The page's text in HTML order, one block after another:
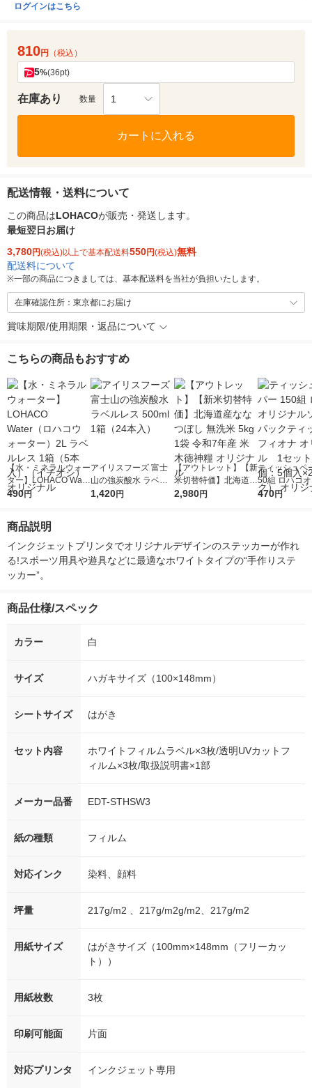
ログインはこちら
810円 （税込）
5%(36pt)
在庫あり 数量 1
カートに入れる
配送情報・送料について
この商品はLOHACOが販売・発送します。
最短翌日お届け
3,780円(税込)以上で基本配送料550円(税込)無料
配送料について
※一部の商品につきましては、基本配送料を当社が負担いたします。
在庫確認住所：東京都にお届け
賞味期限/使用期限・返品について
こちらの商品もおすすめ
【水・ミネラルウォー
ター】LOHACO Wate
r（ロハコウォータ
シ） オリジナル
490円
アイリスフーズ 富士
山の強炭酸水 ラベル
レス 500ml 1箱（24
1,420円
【アウトレット】【新
米切替特価】北海道産
ななつぼし 無洗米 5k
2,980円
ティッシュペ
50組 ロハコ
ルソフトパッ
オリジナル
470円
商品説明
インクジェットプリンタでオリジナルデザインのステッカーが作れ
る!スポーツ用具や遊具などに最適なホワイトタイプの“手作りステ
ッカー”。
商品仕様/スペック
カラー 白
サイズ ハガキサイズ（100×148mm）
シートサイズ はがき
セット内容
ホワイトフィルムラベル×3枚/透明UVカットフ
ィルム×3枚/取扱説明書×1部
メーカー品番 EDT-STHSW3
紙の種類 フィルム
対応インク 染料、顔料
坪量 217g/m2 、217g/m2g/m2、217g/m2
用紙サイズ
はがきサイズ（100mm×148mm（フリーカッ
ト））
用紙枚数 3枚
印刷可能面 片面
対応プリンタ インクジェット専用